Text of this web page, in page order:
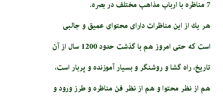
7 مناظره با ارباب مذاهب مختلف در بصره.
هر يك از اين مناظرات داراى محتواى عميق و جالبى
است كه حتى امروز هم با گذشت حدود 1200 سال از آن
تاريخ، راه گشا و روشنگر و بسيار آموزنده و پربار است،
هم از نظر محتوا و هم از نظر فن مناظره و طرز ورود و